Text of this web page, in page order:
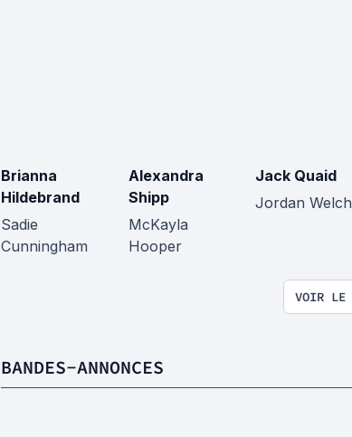
Brianna
Hildebrand
Sadie
Cunningham
Alexandra
Shipp
McKayla
Hooper
Jack Quaid
Jordan Welch
VOIR LE
BANDES-ANNONCES